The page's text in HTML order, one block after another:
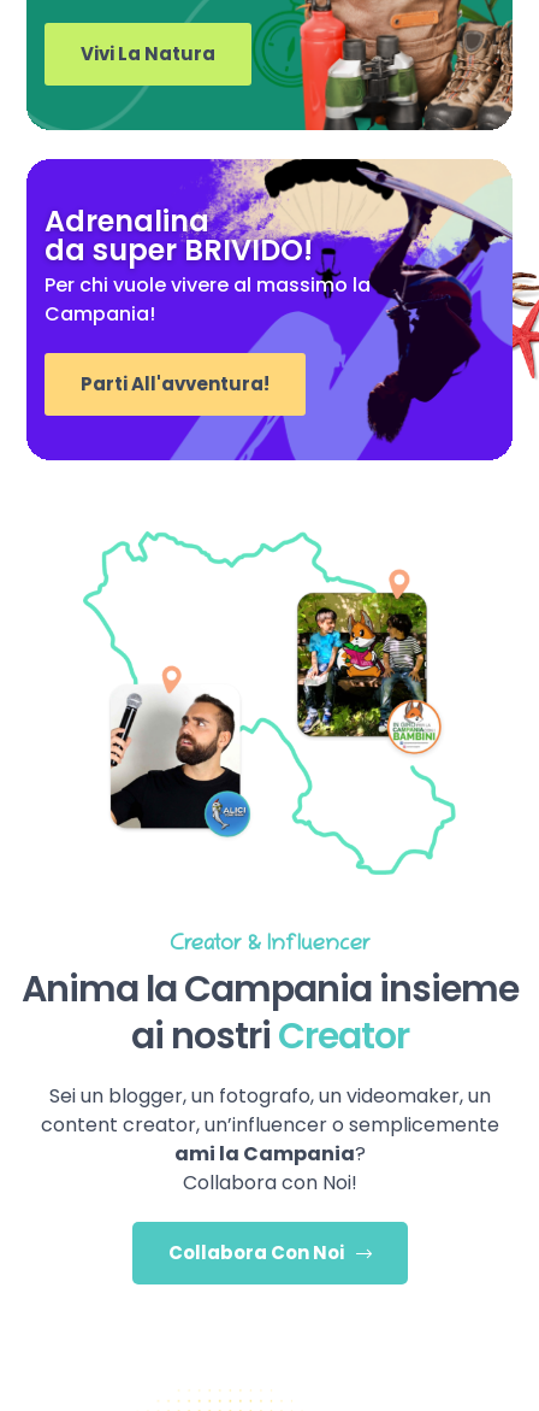
Vivi La Natura
Adrenalina
da super BRIVIDO!
Per chi vuole vivere al massimo la
Campania!
Parti All'avventura!
Creator & Influencer
Anima la Campania insieme
ai nostriCreator
Sei un blogger, un fotografo, un videomaker, un
content creator, un’influencer o semplicemente
ami la Campania?
Collabora con Noi!
Collabora Con Noi